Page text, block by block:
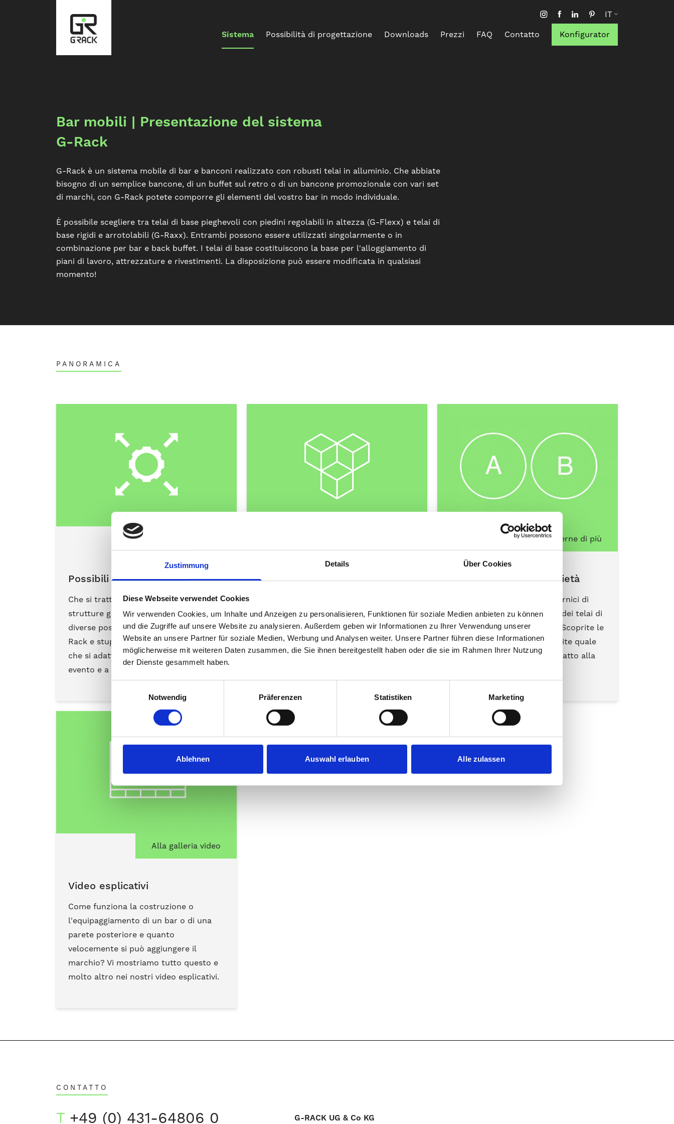
Zustimmung Details Über Cookies
Diese Webseite verwendet Cookies
Wir verwenden Cookies, um Inhalte und Anzeigen zu personalisieren, Funktionen für soziale Medien anbieten zu können
und die Zugriffe auf unsere Website zu analysieren. Außerdem geben wir Informationen zu Ihrer Verwendung unserer
Website an unsere Partner für soziale Medien, Werbung und Analysen weiter. Unsere Partner führen diese Informationen
möglicherweise mit weiteren Daten zusammen, die Sie ihnen bereitgestellt haben oder die sie im Rahmen Ihrer Nutzung
der Dienste gesammelt haben.
Notwendig
Präferenzen Statistiken Marketing
Ablehnen Auswahl erlauben Alle zulassen
IT
Sistema
Possibilità di progettazione Downloads Prezzi FAQ Contatto Konfigurator
Bar mobili | Presentazione del sistema
G-Rack
G-Rack è un sistema mobile di bar e banconi realizzato con robusti telai in alluminio. Che abbiate
bisogno di un semplice bancone, di un buffet sul retro o di un bancone promozionale con vari set
di marchi, con G-Rack potete comporre gli elementi del vostro bar in modo individuale.
È possibile scegliere tra telai di base pieghevoli con piedini regolabili in altezza (G-Flexx) e telai di
base rigidi e arrotolabili (G-Raxx). Entrambi possono essere utilizzati singolarmente o in
combinazione per bar e back buffet. I telai di base costituiscono la base per l'alloggiamento di
piani di lavoro, attrezzature e rivestimenti. La disposizione può essere modificata in qualsiasi
momento!
PANORAMICA
Possibili applicazioni
Che si tratti di catering, fiere o
strutture gastronomiche, scoprite le
diverse possibilità di applicazione di G-
Rack e stupite i vostri ospiti con un bar
che si adatta perfettamente a ogni
evento e a ogni luogo.
Le parti del sistema in sintesi
colori e materiali conferiscono ai vostri
elementi un aspetto individuale.
Scoprite i nostri pratici componenti di
sistema e le opzioni di design
Per saperne di più
Cornici di base - proprietà
Sono disponibili tre tipi di cornici di
base. Le rispettive proprietà dei telai di
base supportano usi diversi. Scoprite le
differenze specifiche e scoprite quale
tipo di telaio di base è più adatto alla
Alla galleria video
Video esplicativi
Come funziona la costruzione o
l'equipaggiamento di un bar o di una
parete posteriore e quanto
velocemente si può aggiungere il
marchio? Vi mostriamo tutto questo e
molto altro nei nostri video esplicativi.
CONTATTO
T +49 (0) 431-64806 0 G-RACK UG & Co KG